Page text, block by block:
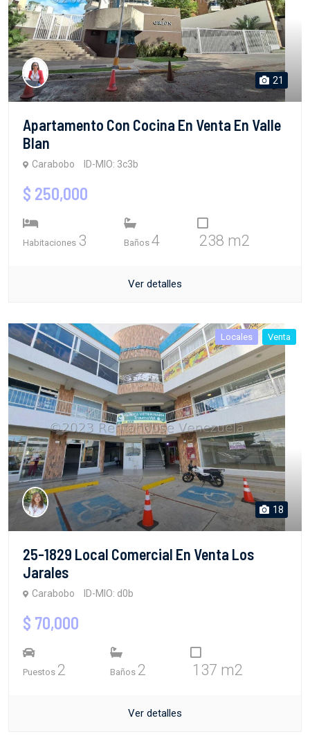
21
Apartamento Con Cocina En Venta En Valle
Blan
Carabobo ID-MIO: 3c3b
$ 250,000
Habitaciones 3 Baños 4 238 m2
Ver detalles
Locales Venta
18
25-1829 Local Comercial En Venta Los
Jarales
Carabobo ID-MIO: d0b
$ 70,000
Puestos 2 Baños 2 137 m2
Ver detalles